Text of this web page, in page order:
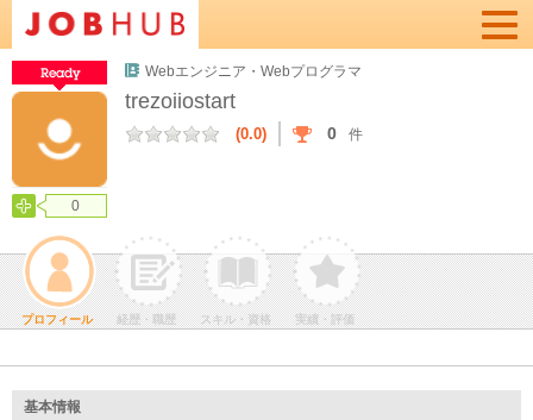
0
Webエンジニア・Webプログラマ
trezoiiostart
(0.0) 0 件
プロフィール 経歴・職歴 スキル・資格 実績・評価
基本情報